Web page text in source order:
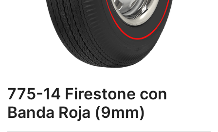
775-14 Firestone con
Banda Roja (9mm)